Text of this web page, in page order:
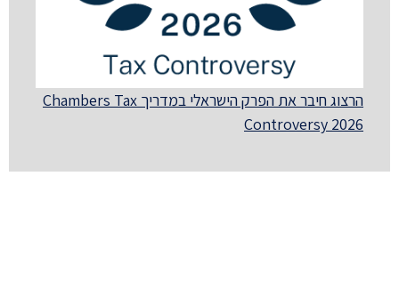
הרצוג חיבר את הפרק הישראלי במדריך Chambers Tax
Controversy 2026